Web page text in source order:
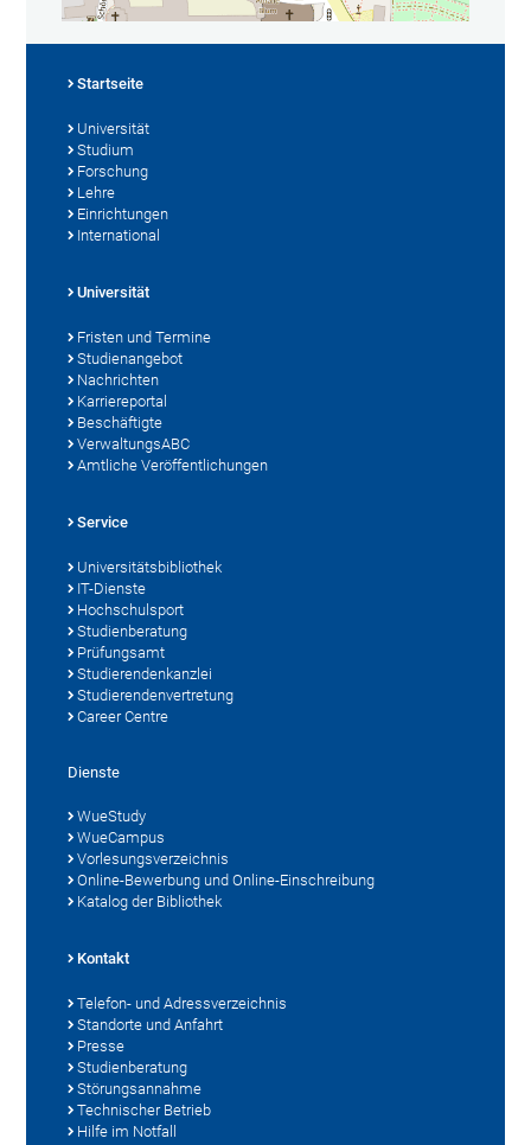
Startseite
Universität
Studium
Forschung
Lehre
Einrichtungen
International
Universität
Fristen und Termine
Studienangebot
Nachrichten
Karriereportal
Beschäftigte
VerwaltungsABC
Amtliche Veröffentlichungen
Service
Universitätsbibliothek
IT-Dienste
Hochschulsport
Studienberatung
Prüfungsamt
Studierendenkanzlei
Studierendenvertretung
Career Centre
Dienste
WueStudy
WueCampus
Vorlesungsverzeichnis
Online-Bewerbung und Online-Einschreibung
Katalog der Bibliothek
Kontakt
Telefon- und Adressverzeichnis
Standorte und Anfahrt
Presse
Studienberatung
Störungsannahme
Technischer Betrieb
Hilfe im Notfall